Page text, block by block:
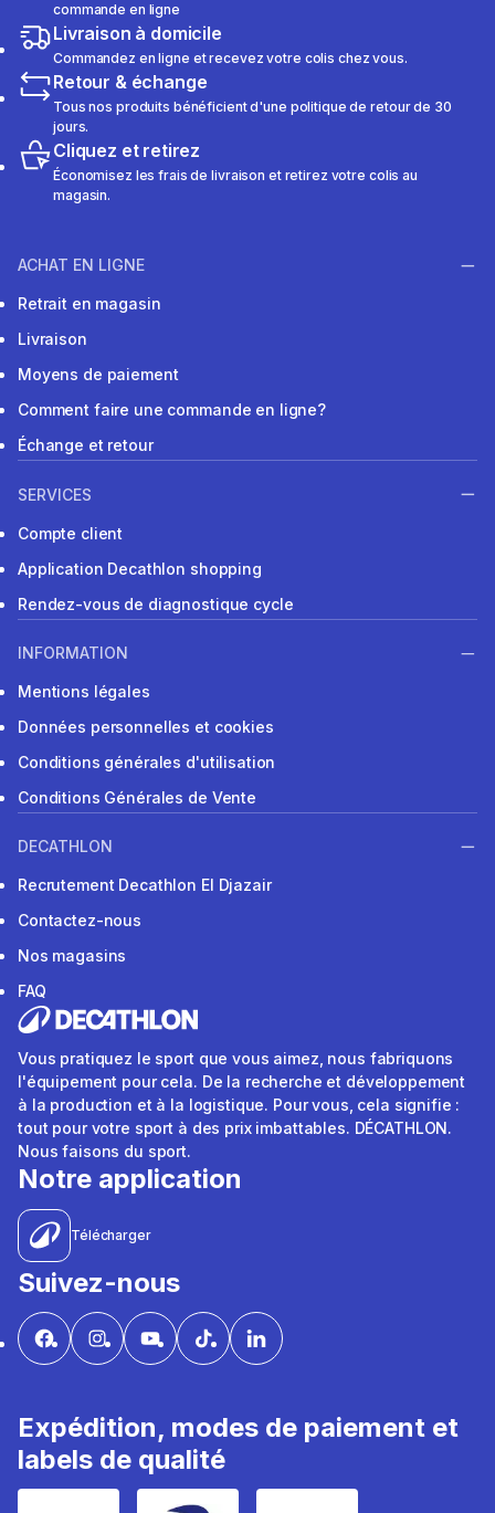
commande en ligne
Livraison à domicile
Commandez en ligne et recevez votre colis chez vous.
Retour & échange
Tous nos produits bénéficient d'une politique de retour de 30
jours.
Cliquez et retirez
Économisez les frais de livraison et retirez votre colis au
magasin.
ACHAT EN LIGNE
Retrait en magasin
Livraison
Moyens de paiement
Comment faire une commande en ligne?
Échange et retour
SERVICES
Compte client
Application Decathlon shopping
Rendez-vous de diagnostique cycle
INFORMATION
Mentions légales
Données personnelles et cookies
Conditions générales d'utilisation
Conditions Générales de Vente
DECATHLON
Recrutement Decathlon El Djazair
Contactez-nous
Nos magasins
FAQ
Vous pratiquez le sport que vous aimez, nous fabriquons
l'équipement pour cela. De la recherche et développement
à la production et à la logistique. Pour vous, cela signifie :
tout pour votre sport à des prix imbattables. DÉCATHLON.
Nous faisons du sport.
Notre application
Télécharger
Suivez-nous
Expédition, modes de paiement et
labels de qualité